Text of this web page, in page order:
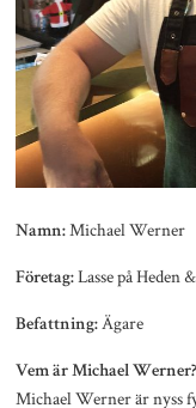
Namn: Michael Werner
Företag: Lasse på Heden
Befattning: Ägare
Vem är Michael Werner?
Michael Werner är nyss